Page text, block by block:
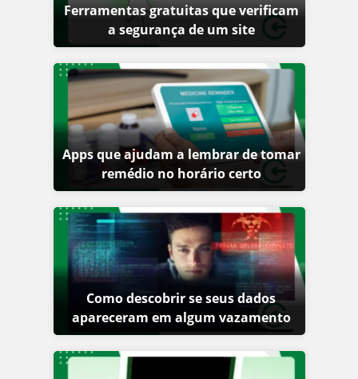
Ferramentas gratuitas que verificam
a segurança de um site
Apps que ajudam a lembrar de tomar
remédio no horário certo
Como descobrir se seus dados
apareceram em algum vazamento